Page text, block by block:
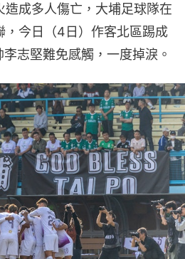
造成多人傷亡，大埔足球隊在
，今日（4日）作客北區踢成
志堅難免感觸，一度掉淚。